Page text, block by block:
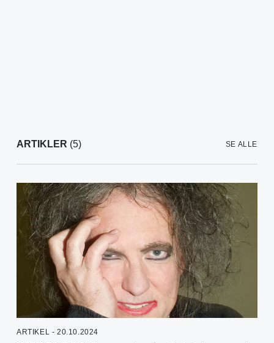
ARTIKLER (5) SE ALLE
ARTIKEL - 20.10.2024